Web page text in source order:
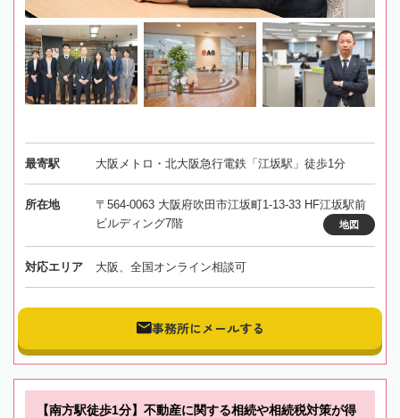
最寄駅 大阪メトロ・北大阪急行電鉄「江坂駅」徒歩1分
所在地
〒564-0063 大阪府吹田市江坂町1-13-33 HF江坂駅前
ビルディング7階
地図
対応エリア 大阪、全国オンライン相談可
事務所にメールする
【南方駅徒歩1分】不動産に関する相続や相続税対策が得